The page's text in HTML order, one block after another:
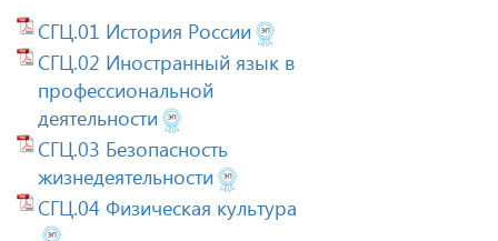
СГЦ.01 История России
СГЦ.02 Иностранный язык в
профессиональной
деятельности
СГЦ.03 Безопасность
жизнедеятельности
СГЦ.04 Физическая культура